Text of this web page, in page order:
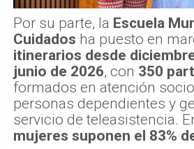
Por su parte, la Escuela
Cuidados ha puesto en
itinerarios desde
junio de 2026, con 350
formados en atención
personas dependientes y
servicio de teleasistencia.
mujeres suponen el 83%